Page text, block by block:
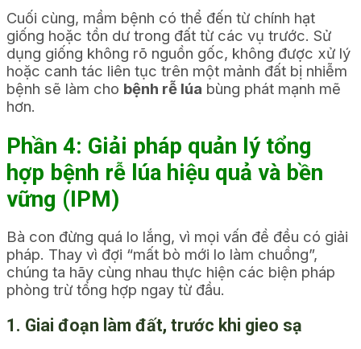
Cuối cùng, mầm bệnh có thể đến từ chính hạt
giống hoặc tồn dư trong đất từ các vụ trước. Sử
dụng giống không rõ nguồn gốc, không được xử lý
hoặc canh tác liên tục trên một mảnh đất bị nhiễm
bệnh sẽ làm cho bệnh rễ lúa bùng phát mạnh mẽ
hơn.
Phần 4: Giải pháp quản lý tổng
hợp bệnh rễ lúa hiệu quả và bền
vững (IPM)
Bà con đừng quá lo lắng, vì mọi vấn đề đều có giải
pháp. Thay vì đợi “mất bò mới lo làm chuồng”,
chúng ta hãy cùng nhau thực hiện các biện pháp
phòng trừ tổng hợp ngay từ đầu.
1. Giai đoạn làm đất, trước khi gieo sạ